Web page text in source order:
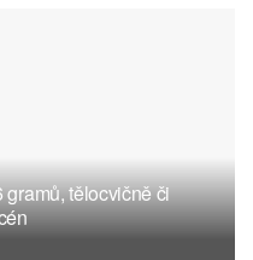
gramů, tělocvičně či